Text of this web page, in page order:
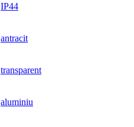
IP44
antracit
transparent
aluminiu